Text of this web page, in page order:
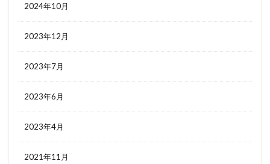
2024年10月
2023年12月
2023年7月
2023年6月
2023年4月
2021年11月